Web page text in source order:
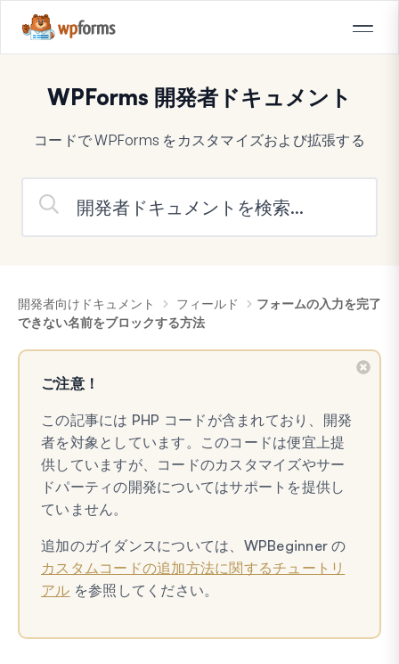
WPForms 開発者ドキュメント
コードで WPForms をカスタマイズおよび拡張する
開発者向けドキュメント フィールド
フォームの入力を完了
できない名前をブロックする方法
ご注意！
この記事には PHP コードが含まれており、開発
者を対象としています。このコードは便宜上提
供していますが、コードのカスタマイズやサー
ドパーティの開発についてはサポートを提供し
ていません。
追加のガイダンスについては、WPBeginner の
カスタムコードの追加方法に関するチュートリ
アル を参照してください。